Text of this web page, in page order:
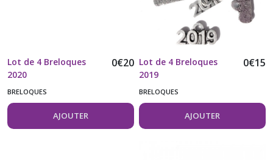
Lot de 4 Breloques
2020
0€20
BRELOQUES
AJOUTER
Lot de 4 Breloques
2019
0€15
BRELOQUES
AJOUTER